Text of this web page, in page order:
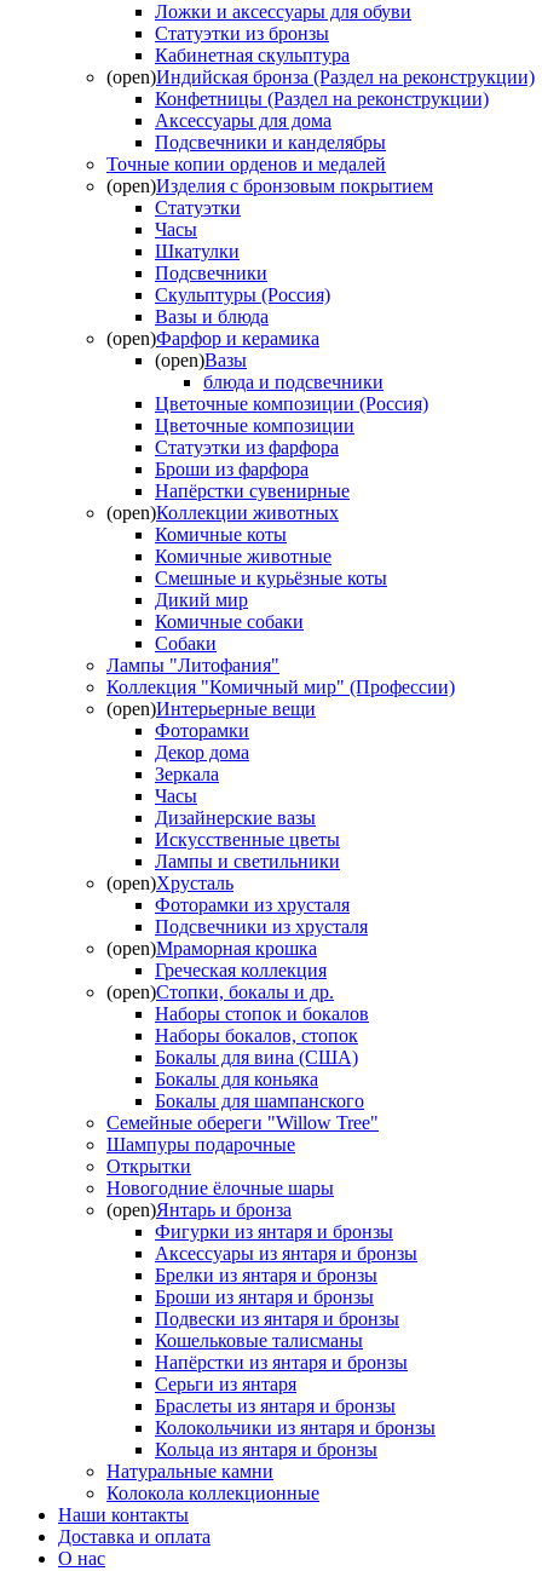
Ложки и аксессуары для обуви
Статуэтки из бронзы
Кабинетная скульптура
(open)Индийская бронза (Раздел на реконструкции)
Конфетницы (Раздел на реконструкции)
Аксессуары для дома
Подсвечники и канделябры
Точные копии орденов и медалей
(open)Изделия с бронзовым покрытием
Статуэтки
Часы
Шкатулки
Подсвечники
Скульптуры (Россия)
Вазы и блюда
(open)Фарфор и керамика
(open)Вазы
блюда и подсвечники
Цветочные композиции (Россия)
Цветочные композиции
Статуэтки из фарфора
Броши из фарфора
Напёрстки сувенирные
(open)Коллекции животных
Комичные коты
Комичные животные
Смешные и курьёзные коты
Дикий мир
Комичные собаки
Собаки
Лампы "Литофания"
Коллекция "Комичный мир" (Профессии)
(open)Интерьерные вещи
Фоторамки
Декор дома
Зеркала
Часы
Дизайнерские вазы
Искусственные цветы
Лампы и светильники
(open)Хрусталь
Фоторамки из хрусталя
Подсвечники из хрусталя
(open)Мраморная крошка
Греческая коллекция
(open)Стопки, бокалы и др.
Наборы стопок и бокалов
Наборы бокалов, стопок
Бокалы для вина (США)
Бокалы для коньяка
Бокалы для шампанского
Семейные обереги "Willow Tree"
Шампуры подарочные
Открытки
Новогодние ёлочные шары
(open)Янтарь и бронза
Фигурки из янтаря и бронзы
Аксессуары из янтаря и бронзы
Брелки из янтаря и бронзы
Броши из янтаря и бронзы
Подвески из янтаря и бронзы
Кошельковые талисманы
Напёрстки из янтаря и бронзы
Серьги из янтаря
Браслеты из янтаря и бронзы
Колокольчики из янтаря и бронзы
Кольца из янтаря и бронзы
Натуральные камни
Колокола коллекционные
Наши контакты
Доставка и оплата
О нас